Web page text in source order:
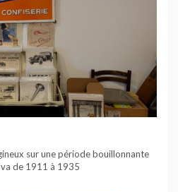
sur une période bouillonnante
de 1911 à 1935